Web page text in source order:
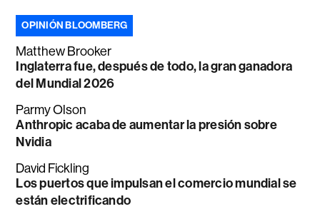
OPINIÓN BLOOMBERG
Matthew Brooker
Inglaterra fue, después de todo, la gran ganadora
del Mundial 2026
Parmy Olson
Anthropic acaba de aumentar la presión sobre
Nvidia
David Fickling
Los puertos que impulsan el comercio mundial se
están electrificando